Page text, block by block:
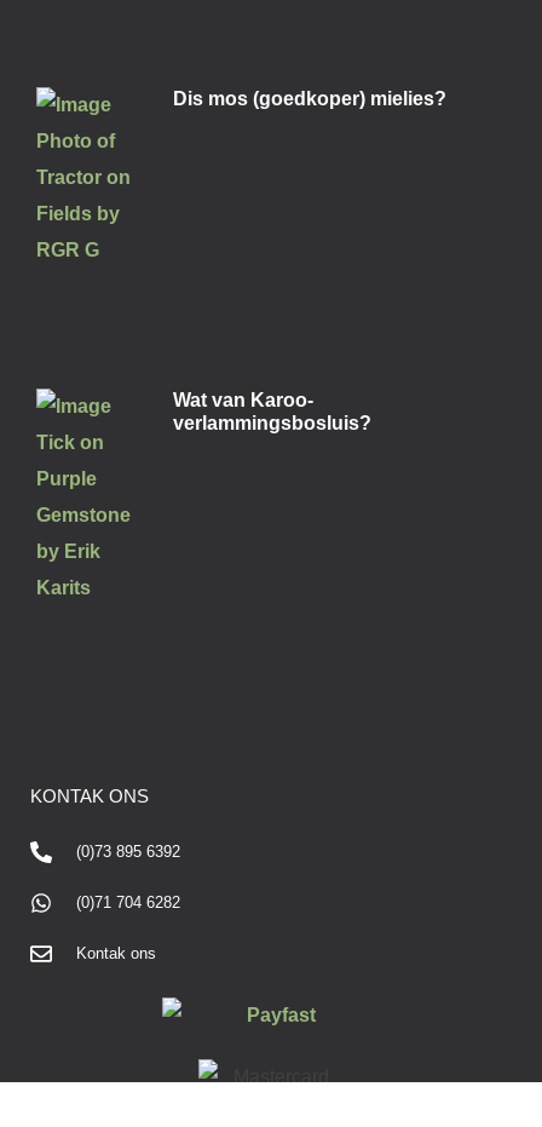
Dis mos (goedkoper) mielies?
Wat van Karoo-
verlammingsbosluis?
KONTAK ONS
(0)73 895 6392
(0)71 704 6282
Kontak ons